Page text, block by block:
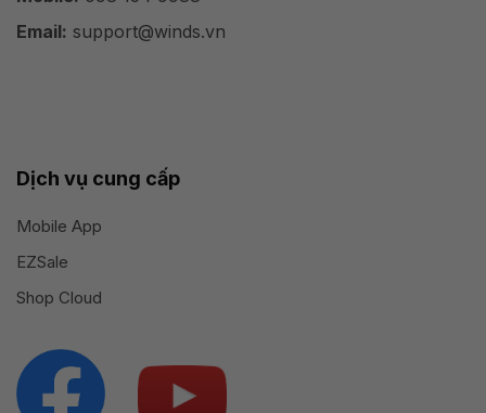
Email: support@winds.vn
Dịch vụ cung cấp
Mobile App
EZSale
Shop Cloud